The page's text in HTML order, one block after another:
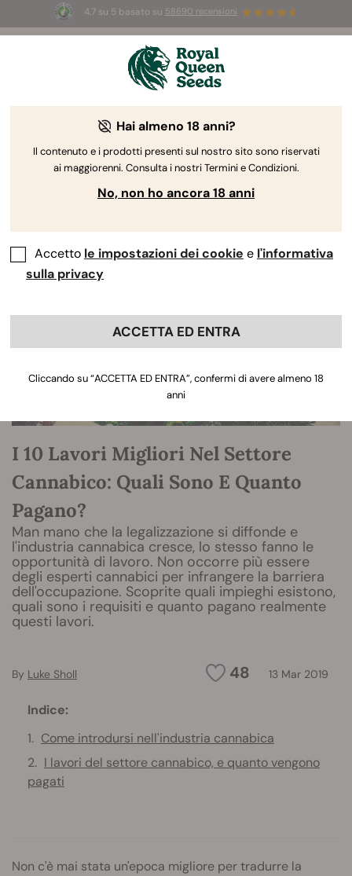
4.7 su 5 basato su 58690 recensioni
Summer Sales:Fino al 50% di sconto
su prodotti selezionati! ⏤
The RQS Blog
I 10 Lavori Migliori Nel Settore
Cannabico: Quali Sono E Quanto
Pagano?
Man mano che la legalizzazione si diffonde e
l'industria cannabica cresce, lo stesso fanno le
opportunità di lavoro. Non occorre più essere
degli esperti cannabici per infrangere la barriera
dell'occupazione. Scoprite quali impieghi esistono,
quali sono i requisiti e quanto pagano realmente
questi lavori.
48 13 Mar 2019
By Luke Sholl
Indice:
Come introdursi nell'industria cannabica
I lavori del settore cannabico, e quanto vengono
pagati
Non c'è mai stata un'epoca migliore per tradurre la
Hai almeno 18 anni?
Il contenuto e i prodotti presenti sul nostro sito sono riservati
ai maggiorenni. Consulta i nostri Termini e Condizioni.
No, non ho ancora 18 anni
Accetto le impostazioni dei cookie e l'informativa
sulla privacy
ACCETTA ED ENTRA
Cliccando su “ACCETTA ED ENTRA”, confermi di avere almeno 18
anni